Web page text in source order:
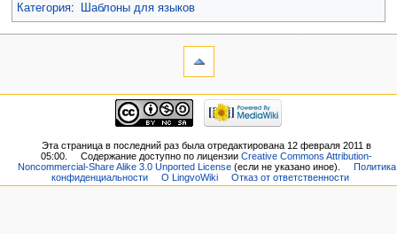
навигации
поиску
Категория: Шаблоны для языков
Эта страница в последний раз была отредактирована 12 февраля 2011 в
05:00.
Содержание доступно по лицензииCreative Commons Attribution-
Noncommercial-Share Alike 3.0 Unported License(если не указано иное).
Политика
конфиденциальности
О LingvoWiki Отказ от ответственности